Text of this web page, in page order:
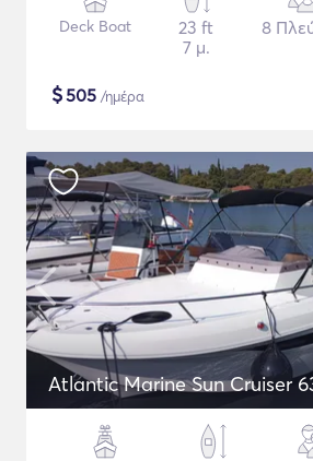
Deck Boat
23 ft
7 μ.
8
$505 /ημέρα
Atlantic Marine Sun Cruiser